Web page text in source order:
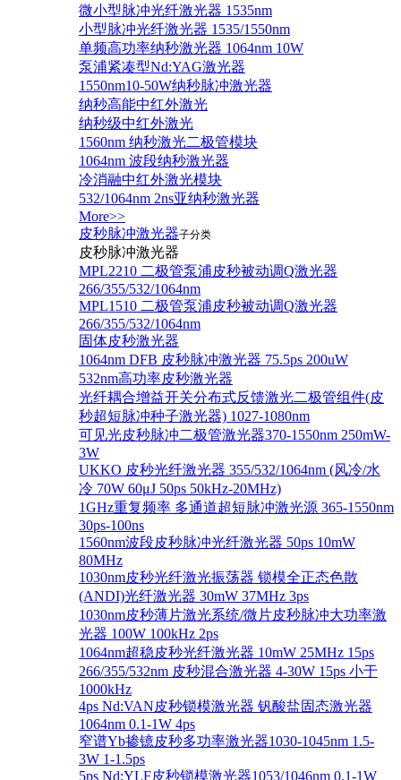
微小型脉冲光纤激光器 1535nm
小型脉冲光纤激光器 1535/1550nm
单频高功率纳秒激光器 1064nm 10W
泵浦紧凑型Nd:YAG激光器
1550nm10-50W纳秒脉冲激光器
纳秒高能中红外激光
纳秒级中红外激光
1560nm 纳秒激光二极管模块
1064nm 波段纳秒激光器
冷消融中红外激光模块
532/1064nm 2ns亚纳秒激光器
More>>
皮秒脉冲激光器子分类
皮秒脉冲激光器
​MPL2210 二极管泵浦皮秒被动调Q激光器
266/355/532/1064nm
MPL1510 二极管泵浦皮秒被动调Q激光器
266/355/532/1064nm
固体皮秒激光器
1064nm DFB 皮秒脉冲激光器 75.5ps 200uW
532nm高功率皮秒激光器
光纤耦合增益开关分布式反馈激光二极管组件(皮
秒超短脉冲种子激光器) 1027-1080nm
可见光皮秒脉冲二极管激光器370-1550nm 250mW-
3W
UKKO 皮秒光纤激光器 355/532/1064nm (风冷/水
冷 70W 60μJ 50ps 50kHz-20MHz)
1GHz重复频率 多通道超短脉冲激光源 365-1550nm
30ps-100ns
1560nm波段皮秒脉冲光纤激光器 50ps 10mW
80MHz
1030nm皮秒光纤激光振荡器 锁模全正态色散
(ANDI)光纤激光器 30mW 37MHz 3ps
1030nm皮秒薄片激光系统/微片皮秒脉冲大功率激
光器 100W 100kHz 2ps
1064nm超稳皮秒光纤激光器 10mW 25MHz 15ps
266/355/532nm 皮秒混合激光器 4-30W 15ps 小于
1000kHz
4ps Nd:VAN皮秒锁模激光器 钒酸盐固态激光器
1064nm 0.1-1W 4ps
窄谱Yb掺镱皮秒多功率激光器1030-1045nm 1.5-
3W 1-1.5ps
5ps Nd:YLF皮秒锁模激光器1053/1046nm 0.1-1W